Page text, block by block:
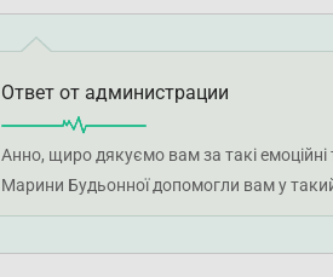
Ответ от администрации
Анно, щиро дякуємо вам за такі емоційні
Марини Будьонної допомогли вам у